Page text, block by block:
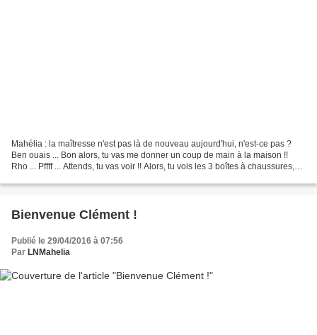
Mahélia : la maîtresse n'est pas là de nouveau aujourd'hui, n'est-ce pas ?
Ben ouais ... Bon alors, tu vas me donner un coup de main à la maison !!
Rho ... Pffff ... Attends, tu vas voir !! Alors, tu vois les 3 boîtes à chaussures,
Bienvenue Clément !
Publié le 29/04/2016 à 07:56
Par LNMahelia